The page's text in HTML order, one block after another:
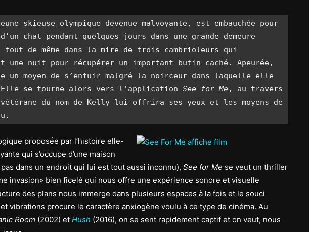
skieuse olympique devenue malvoyante, est embauchée pour
chat pendant quelques jours dans une grande demeure
tout de même dans la mire de trois cambrioleurs qui
une nuit pour récupérer un important butin caché. Apeurée,
un moyen de s’enfuir malgré la noirceur dans laquelle elle
se tourne alors vers l’application See for Me, au travers
du nom de Kelly lui offrira ses yeux et les moyens de
proposée par l’histoire elle-
qui s’occupe d’une maison
pas dans un endroit qui lui est tout aussi inconnu), See for Me se veut un thriller
invasion» bien ficelé qui nous offre une expérience sonore et visuelle
des plans nous immerge dans plusieurs espaces à la fois et le souci
vibrations procure le caractère anxiogène voulu à ce type de cinéma. Au
Room (2002) et Hush (2016), on se sent rapidement captif et on veut, nous